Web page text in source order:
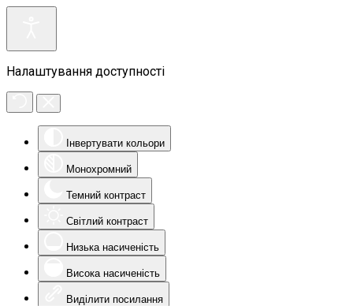
Налаштування доступності
Інвертувати кольори
Монохромний
Темний контраст
Світлий контраст
Низька насиченість
Висока насиченість
Виділити посилання